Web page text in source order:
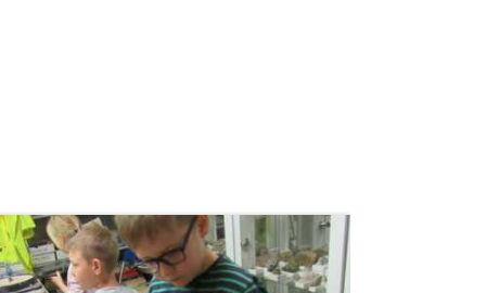
weiterlesen